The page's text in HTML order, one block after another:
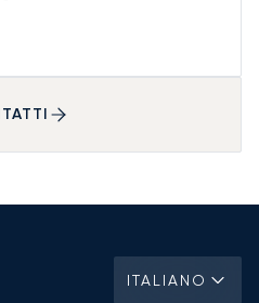
ITALIANO